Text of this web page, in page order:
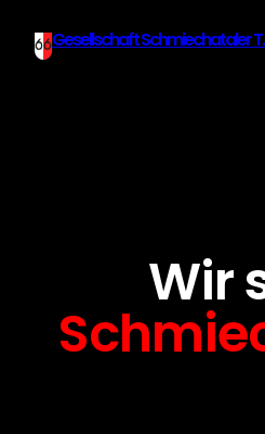
InhaltGesellschaft Schmiechataler
Wir